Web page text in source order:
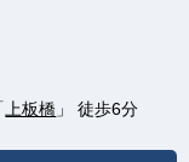
上板橋 」 徒歩6分